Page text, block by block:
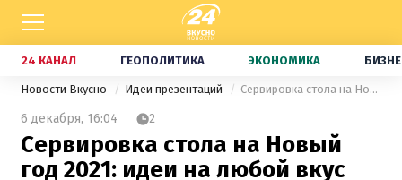
24 КАНАЛ ГЕОПОЛИТИКА ЭКОНОМИКА
Новости Вкусно Идеи презентаций Сервировка стола на Новый год 2021: идеи на любой вкус
6 декабря, 16:04 2
Сервировка стола на Новый
год 2021: идеи на любой вкус